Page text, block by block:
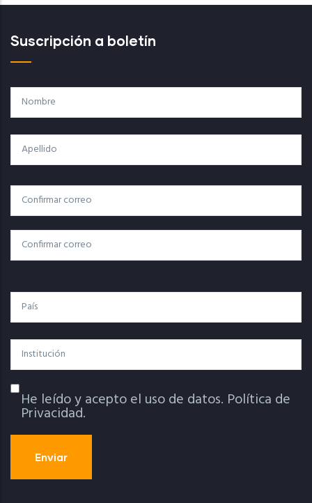
Suscripción a boletín
Nombre
Apellido
Correo
Electrónico
Correo Electrónico
Confirmar Correo
País
Institución
Política De Privacidad
He leído y acepto el uso de datos. Política de
Privacidad.